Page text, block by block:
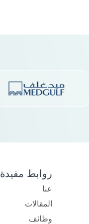
روابط مفيدة
عنا
المقالات
وظائف